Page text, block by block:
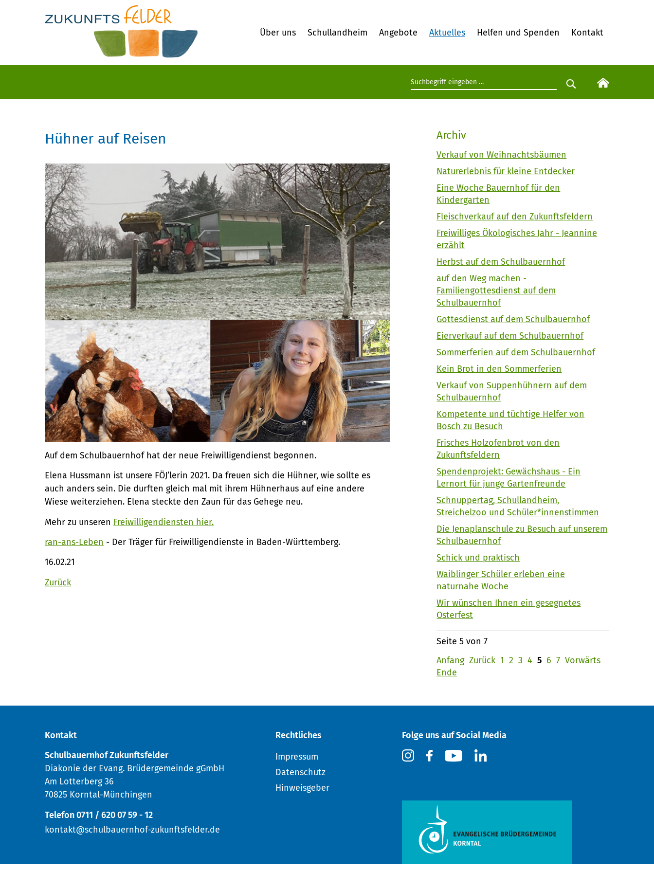
Über uns Schullandheim Angebote Aktuelles Helfen und Spenden Kontakt
Suchbegriff eingeben
Suche starten
Hühner auf Reisen
Auf dem Schulbauernhof hat der neue Freiwilligendienst begonnen.
Elena Hussmann ist unsere FÖJ’lerin 2021. Da freuen sich die Hühner, wie sollte es
auch anders sein. Die durften gleich mal mit ihrem Hühnerhaus auf eine andere
Wiese weiterziehen. Elena steckte den Zaun für das Gehege neu.
Mehr zu unseren Freiwilligendiensten hier.
ran-ans-Leben - Der Träger für Freiwilligendienste in Baden-Württemberg.
16.02.21
Zurück
Archiv
Verkauf von Weihnachtsbäumen
Naturerlebnis für kleine Entdecker
Eine Woche Bauernhof für den
Kindergarten
Fleischverkauf auf den Zukunftsfeldern
Freiwilliges Ökologisches Jahr - Jeannine
erzählt
Herbst auf dem Schulbauernhof
auf den Weg machen -
Familiengottesdienst auf dem
Schulbauernhof
Gottesdienst auf dem Schulbauernhof
Eierverkauf auf dem Schulbauernhof
Sommerferien auf dem Schulbauernhof
Kein Brot in den Sommerferien
Verkauf von Suppenhühnern auf dem
Schulbauernhof
Kompetente und tüchtige Helfer von
Bosch zu Besuch
Frisches Holzofenbrot von den
Zukunftsfeldern
Spendenprojekt: Gewächshaus - Ein
Lernort für junge Gartenfreunde
Schnuppertag, Schullandheim,
Streichelzoo und Schüler*innenstimmen
Die Jenaplanschule zu Besuch auf unserem
Schulbauernhof
Schick und praktisch
Waiblinger Schüler erleben eine
naturnahe Woche
Wir wünschen Ihnen ein gesegnetes
Osterfest
Seite 5 von 7
Anfang Zurück 1 2 3 4 5 6 7 Vorwärts
Ende
Kontakt
Schulbauernhof Zukunftsfelder
Diakonie der Evang. Brüdergemeinde gGmbH
Am Lotterberg 36
70825 Korntal-Münchingen
Telefon 0711 / 620 07 59 - 12
kontakt@schulbauernhof-zukunftsfelder.de
Rechtliches
Impressum
Datenschutz
Hinweisgeber
Folge uns auf Social Media